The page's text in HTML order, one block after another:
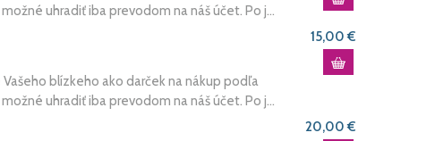
uhradiť iba prevodom na náš účet. Po j...
blízkeho ako darček na nákup podľa
uhradiť iba prevodom na náš účet. Po j...
15,00 €
20,00 €